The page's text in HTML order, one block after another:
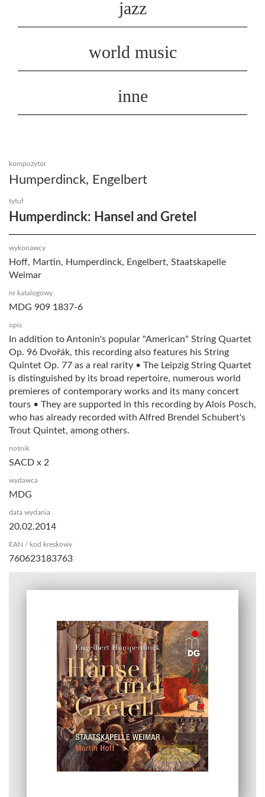
jazz
world music
inne
kompozytor
Humperdinck, Engelbert
tytuł
Humperdinck: Hansel and Gretel
wykonawcy
Hoff, Martin, Humperdinck, Engelbert, Staatskapelle
Weimar
nr katalogowy
MDG 909 1837-6
opis
In addition to Antonin's popular "American" String Quartet
Op. 96 Dvořák, this recording also features his String
Quintet Op. 77 as a real rarity • The Leipzig String Quartet
is distinguished by its broad repertoire, numerous world
premieres of contemporary works and its many concert
tours • They are supported in this recording by Alois Posch,
who has already recorded with Alfred Brendel Schubert's
Trout Quintet, among others.
nośnik
SACD x 2
wydawca
MDG
data wydania
20.02.2014
EAN / kod kreskowy
760623183763